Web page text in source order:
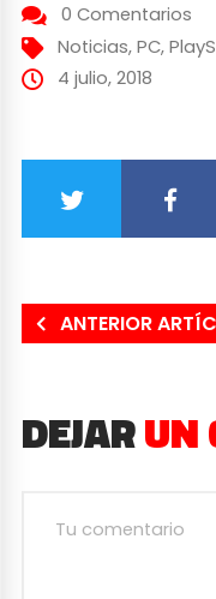
0 Comentarios
Noticias, PC,
4 julio, 2018
ANTERIOR
DEJARUN